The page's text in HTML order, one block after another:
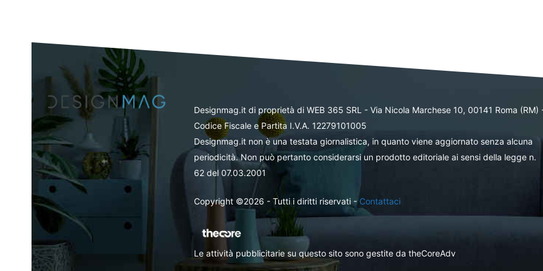
Designmag.it di proprietà di WEB 365 SRL - Via Nicola Marchese 10, 00141 Roma (RM)
Codice Fiscale e Partita I.V.A. 12279101005
Designmag.it non è una testata giornalistica, in quanto viene aggiornato senza alcuna
periodicità. Non può pertanto considerarsi un prodotto editoriale ai sensi della legge n.
62 del 07.03.2001
Copyright ©2026 - Tutti i diritti riservati -Contattaci
Le attività pubblicitarie su questo sito sono gestite da theCoreAdv